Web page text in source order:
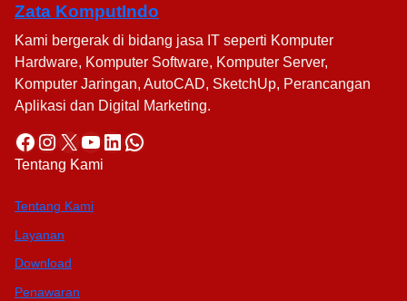
Zata KomputIndo
Kami bergerak di bidang jasa IT seperti Komputer
Hardware, Komputer Software, Komputer Server,
Komputer Jaringan, AutoCAD, SketchUp, Perancangan
Aplikasi dan Digital Marketing.
Facebook Instagram X YouTube LinkedIn WhatsApp
Tentang Kami
Tentang Kami
Layanan
Download
Penawaran